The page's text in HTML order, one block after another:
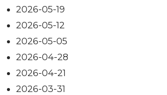
2026-05-19
2026-05-12
2026-05-05
2026-04-28
2026-04-21
2026-03-31